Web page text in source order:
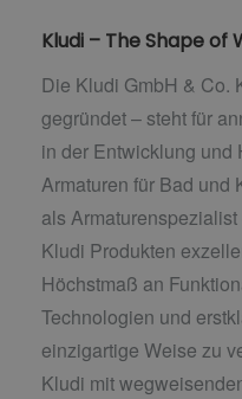
Kludi – The Shape of
Die Kludi GmbH & Co.
gegründet – steht für
in der Entwicklung und
Armaturen für Bad und
als
Kludi Produkten
Höchstmaß an
Technologien und
einzigartige Weise zu
Kludi mit